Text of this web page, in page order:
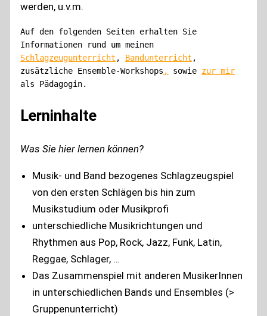
werden, u.v.m.
Auf den folgenden Seiten erhalten Sie
Schlagzeugunterricht , Bandunterricht ,
zusätzliche Ensemble-Workshops , sowie zur mir
als Pädagogin.
Lerninhalte
Was Sie hier lernen können?
Musik- und Band bezogenes Schlagzeugspiel
von den ersten Schlägen bis hin zum
Musikstudium oder Musikprofi
unterschiedliche Musikrichtungen und
Rhythmen aus Pop, Rock, Jazz, Funk, Latin,
Reggae, Schlager, …
Das Zusammenspiel mit anderen MusikerInnen
in unterschiedlichen Bands und Ensembles (>
Gruppenunterricht)